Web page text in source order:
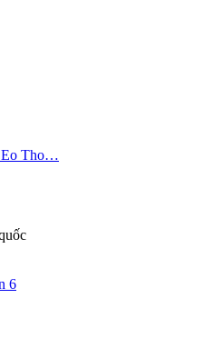
Eo Tho…
6